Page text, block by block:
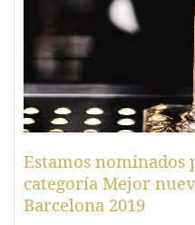
Estamos nominados
categoría Mejor
Barcelona 2019